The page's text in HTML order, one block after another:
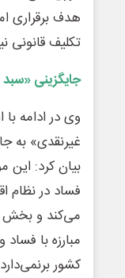
هدف برقراری
تکلیف قانونی
جایگزینی
وی در ادامه با
غیرنقدی» به
بیان کرد: این
فساد در نظام
می‌کند و بخش
مبارزه با
کشور